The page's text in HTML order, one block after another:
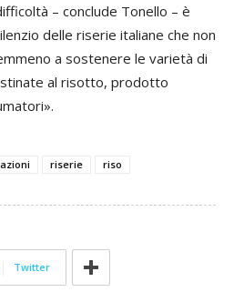
– conclude Tonello – è
delle riserie italiane che non
a sostenere le varietà di
al risotto, prodotto
riserie riso
Twitter